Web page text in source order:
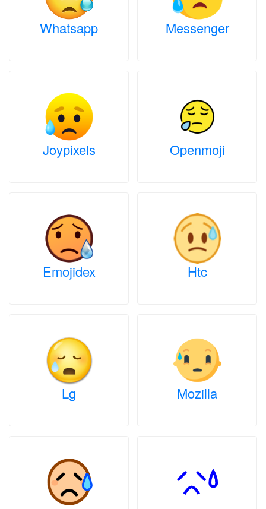
Whatsapp Messenger
Joypixels Openmoji
Emojidex Htc
Lg Mozilla